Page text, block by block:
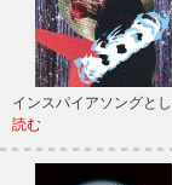
インスパイアソングと
読む